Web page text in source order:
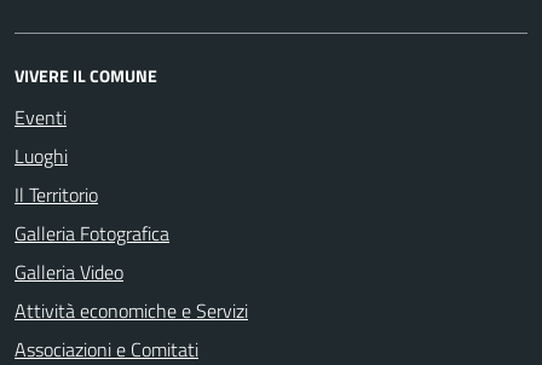
VIVERE IL COMUNE
Eventi
Luoghi
Il Territorio
Galleria Fotografica
Galleria Video
Attività economiche e Servizi
Associazioni e Comitati